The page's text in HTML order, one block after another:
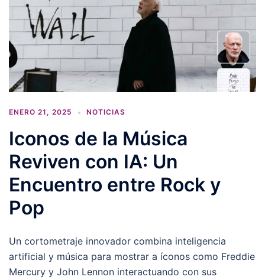
ENERO 21, 2025 NOTICIAS
Iconos de la Música
Reviven con IA: Un
Encuentro entre Rock y
Pop
Un cortometraje innovador combina inteligencia
artificial y música para mostrar a íconos como Freddie
Mercury y John Lennon interactuando con sus